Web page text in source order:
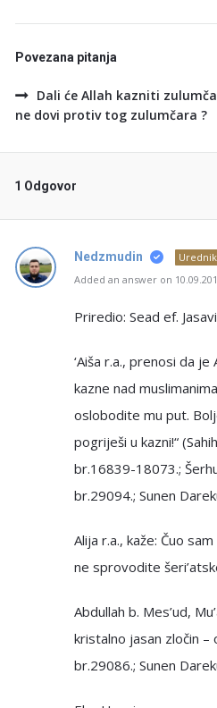
Povezana pitanja
Dali će Allah kazniti
ne dovi protiv tog zulumčara ?
1 Odgovor
Nedzmudin
Urednik
Added an answer on
Priredio: Sead ef.
‘Aiša r.a., prenosi da
kazne nad
oslobodite mu put.
pogriješi u kazni!“
br.16839-18073.;
br.29094.; Sunen
Alija r.a., kaže: Čuo
ne sprovodite
Abdullah b. Mes’ud,
kristalno jasan zločin –
br.29086.; Sunen